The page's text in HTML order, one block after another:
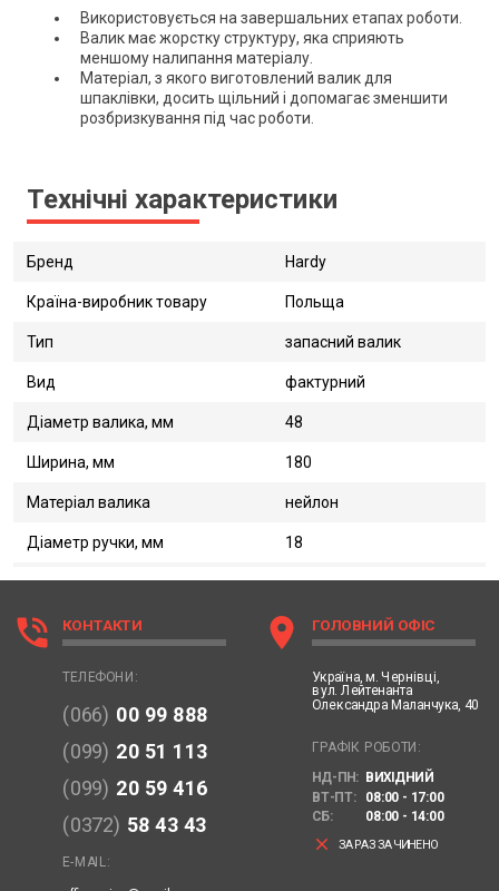
Використовується на завершальних етапах роботи.
Валик має жорстку структуру, яка сприяють
меншому налипання матеріалу.
Матеріал, з якого виготовлений валик для
шпаклівки, досить щільний і допомагає зменшити
розбризкування під час роботи.
Технічні характеристики
Бренд Hardy
Країна-виробник товару Польща
Тип запасний валик
Вид фактурний
Діаметр валика, мм 48
Ширина, мм 180
Матеріал валика нейлон
Діаметр ручки, мм 18
phone_in_talk КОНТАКТИ
ТЕЛЕФОНИ:
(066) 00 99 888
(099) 20 51 113
(099) 20 59 416
(0372) 58 43 43
E-MAIL:
location_on ГОЛОВНИЙ ОФІС
Україна, м. Чернівці,
вул. Лейтенанта
Олександра Маланчука, 40
ГРАФІК РОБОТИ:
НД-ПН: ВИХІДНИЙ
ВТ-ПТ:
08:00 - 17:00
СБ:
08:00 - 14:00
clear ЗАРАЗ ЗАЧИНЕНО